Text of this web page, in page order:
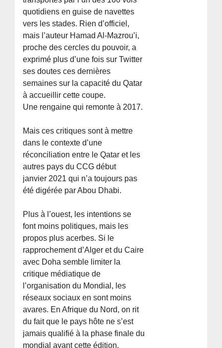
quotidiens en guise de navettes
vers les stades. Rien d’officiel,
mais l’auteur Hamad Al-Mazrou’i,
proche des cercles du pouvoir, a
exprimé plus d’une fois sur Twitter
ses doutes ces dernières
semaines sur la capacité du Qatar
à accueillir cette coupe.
Une rengaine qui remonte à 2017.
Mais ces critiques sont à mettre
dans le contexte d’une
réconciliation entre le Qatar et les
autres pays du CCG début
janvier 2021 qui n’a toujours pas
été digérée par Abou Dhabi.
Plus à l’ouest, les intentions se
font moins politiques, mais les
propos plus acerbes. Si le
rapprochement d’Alger et du Caire
avec Doha semble limiter la
critique médiatique de
l’organisation du Mondial, les
réseaux sociaux en sont moins
avares. En Afrique du Nord, on rit
du fait que le pays hôte ne s’est
jamais qualifié à la phase finale du
mondial avant cette édition.